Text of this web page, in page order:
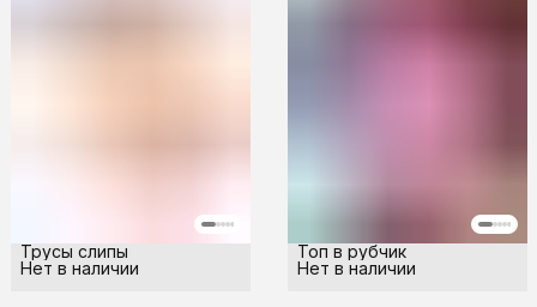
Нет в наличии
Трусы слипы
Нет в наличии
Топ в рубчик